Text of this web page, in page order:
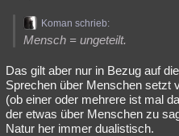
Koman schrieb:
Mensch = ungeteilt.
Das gilt aber nur in Bezug auf
Sprechen über Menschen setzt
(ob einer oder mehrere ist mal
der etwas über Menschen zu
Natur her immer dualistisch.